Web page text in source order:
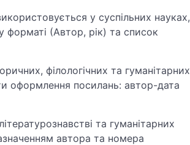
у суспільних науках,
форматі (Автор, рік) та список
філологічних та гуманітарних
оформлення посилань: автор-дата
та гуманітарних
автора та номера